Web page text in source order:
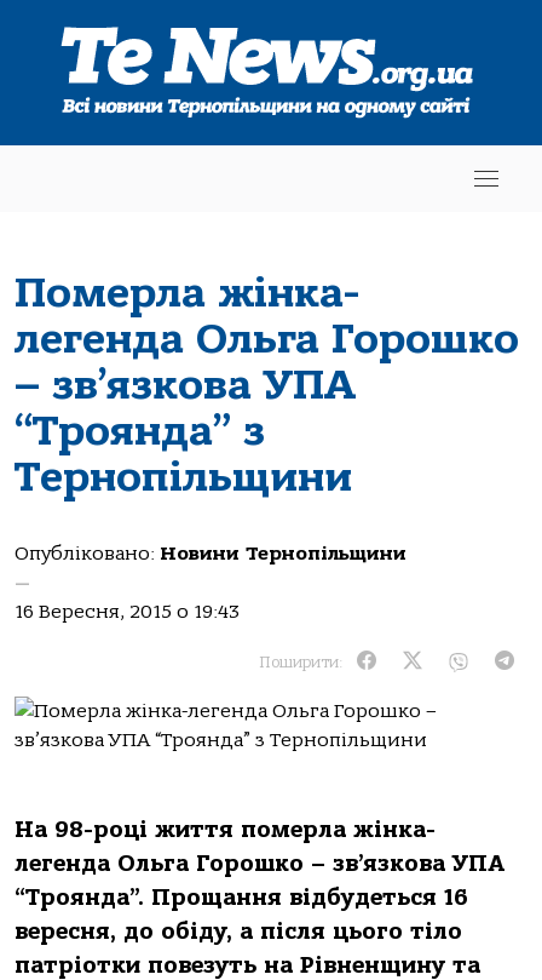
Померла жінка-
легенда Ольга Горошко
– зв’язкова УПА
“Троянда” з
Тернопільщини
Опубліковано: Новини Тернопільщини
—
16 Вересня, 2015 о 19:43
Поширити:
На 98-році життя померла жінка-
легенда Ольга Горошко – зв’язкова УПА
“Троянда”. Прощання відбудеться 16
вересня, до обіду, а після цього тіло
патріотки повезуть на Рівненщину та